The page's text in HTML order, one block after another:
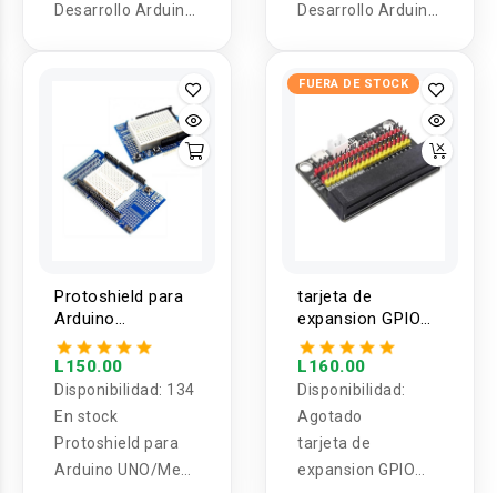
Desarrollo Arduino
Desarrollo Arduino
Protoshield para
Arduino
UNO/Mega con
Protoboard de
170 Puntos
L150.00
Disponibilidad: 134
En stock
Protoshield para
Arduino UNO/Mega
FUERA DE STOCK
tarjeta de
expansion GPIO
para Microbit
L160.00
Disponibilidad:
Agotado
tarjeta de
expansion GPIO